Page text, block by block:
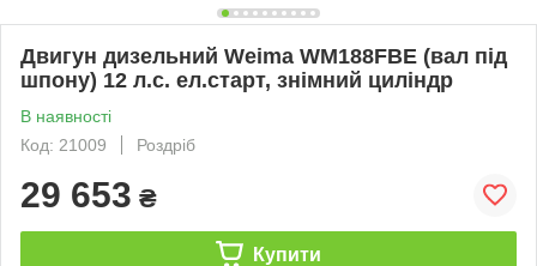
Двигун дизельний Weima WM188FBE (вал під
шпону) 12 л.с. ел.старт, знімний циліндр
В наявності
Код: 21009
Роздріб
29 653 ₴
Купити